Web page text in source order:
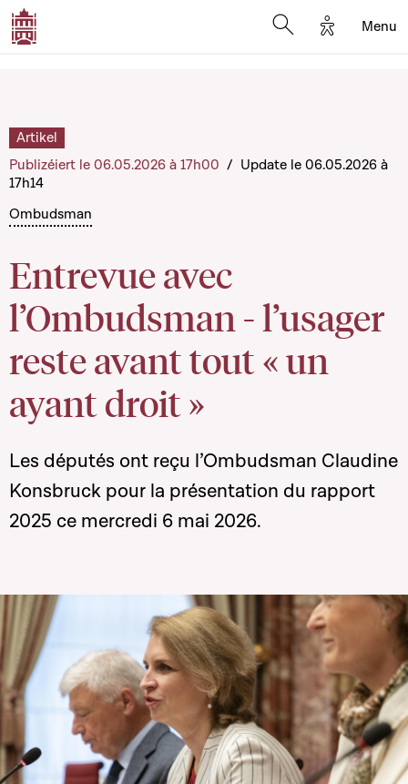
Options
Menu
Ombudsman
Entrevue avec
l’Ombudsman - l’usager
reste avant tout « un
ayant droit »
Artikel
Publizéiert le 06.05.2026 à 17h00 / Update le 06.05.2026 à
17h14
Les députés ont reçu l’Ombudsman Claudine
Konsbruck pour la présentation du rapport
2025 ce mercredi 6 mai 2026.